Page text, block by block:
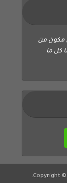
مكون من
كل ما